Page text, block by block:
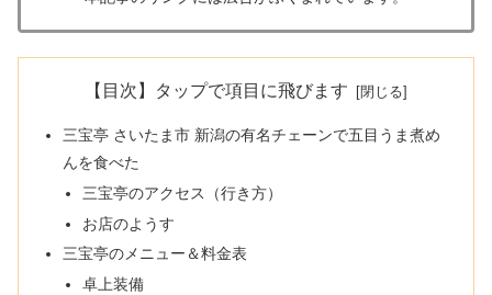
【目次】タップで項目に飛びます
三宝亭 さいたま市 新潟の有名チェーンで五目うま煮め
んを食べた
三宝亭のアクセス（行き方）
お店のようす
三宝亭のメニュー＆料金表
卓上装備